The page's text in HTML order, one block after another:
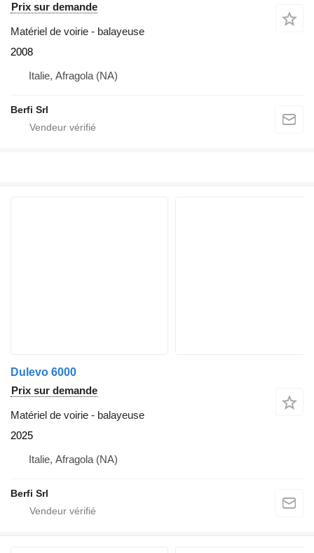
Prix sur demande
Matériel de voirie - balayeuse
2008
Italie, Afragola (NA)
Berfi Srl
Dulevo 6000
Prix sur demande
Matériel de voirie - balayeuse
2025
Italie, Afragola (NA)
Berfi Srl